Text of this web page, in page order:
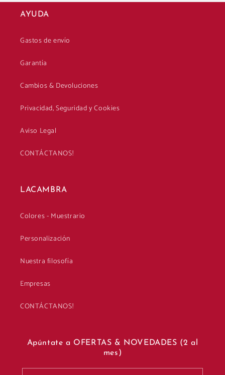
AYUDA
Gastos de envío
Garantía
Cambios & Devoluciones
Privacidad, Seguridad y Cookies
Aviso Legal
CONTÁCTANOS!
LACAMBRA
Colores - Muestrario
Personalización
Nuestra filosofía
Empresas
CONTÁCTANOS!
Apúntate a OFERTAS & NOVEDADES (2 al
mes)